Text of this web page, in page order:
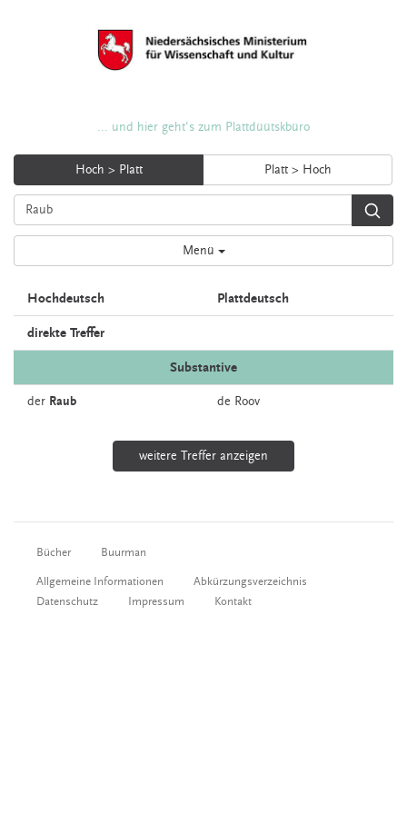
... und hier geht's zum Plattdüütskbüro
Hoch > Platt Platt > Hoch
Menü
Hochdeutsch Plattdeutsch
direkte Treffer
Substantive
der Raub de Roov
weitere Treffer anzeigen
Bücher Buurman
Allgemeine Informationen
Abkürzungsverzeichnis
Datenschutz
Impressum Kontakt